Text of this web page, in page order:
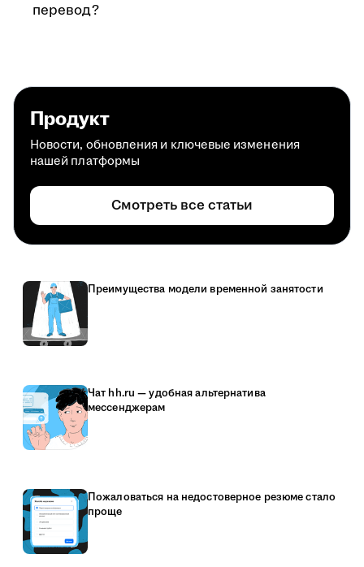
перевод?
Продукт
Новости, обновления и ключевые изменения
нашей платформы
Смотреть все статьи
Преимущества модели временной занятости
Чат hh.ru — удобная альтернатива
мессенджерам
Пожаловаться на недостоверное резюме стало
проще